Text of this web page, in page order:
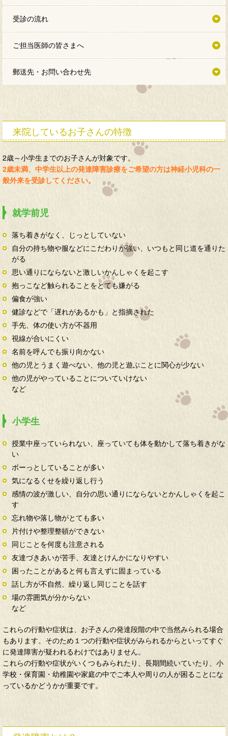
受診の流れ
ご担当医師の皆さまへ
郵送先・お問い合わせ先
来院しているお子さんの特徴
2歳～小学生までのお子さんが対象です。
2歳未満、中学生以上の発達障害診療をご希望の方は神経小児科の一
般外来を受診してください。
就学前児
落ち着きがなく、じっとしていない
自分の持ち物や服などにこだわりが強い、いつもと同じ道を通りた
がる
思い通りにならないと激しいかんしゃくを起こす
抱っこなど触られることをとても嫌がる
偏食が強い
健診などで「遅れがあるかも」と指摘された
手先、体の使い方が不器用
視線が合いにくい
名前を呼んでも振り向かない
他の児とうまく遊べない、他の児と遊ぶことに関心が少ない
他の児がやっていることについていけない
など
小学生
授業中座っていられない、座っていても体を動かして落ち着きがな
い
ボーっとしていることが多い
気になるくせを繰り返し行う
感情の波が激しい、自分の思い通りにならないとかんしゃくを起こ
す
忘れ物や落し物がとても多い
片付けや整理整頓ができない
同じことを何度も注意される
友達づきあいが苦手、友達とけんかになりやすい
困ったことがあると何も言えずに固まっている
話し方が不自然、繰り返し同じことを話す
場の雰囲気が分からない
など
これらの行動や症状は、お子さんの発達段階の中で当然みられる場合
もあります。そのため１つの行動や症状がみられるからといってすぐ
に発達障害が疑われるわけではありません。
これらの行動や症状がいくつもみられたり、長期間続いていたり、小
学校・保育園・幼稚園や家庭の中でご本人や周りの人が困ることにな
っているかどうかが重要です。